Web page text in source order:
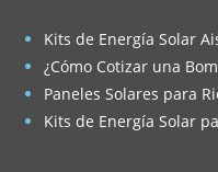
Kits de Energía Solar
¿Cómo Cotizar una
Paneles Solares para
Kits de Energía Solar